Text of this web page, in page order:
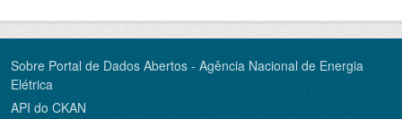
Sobre Portal de Dados Abertos - Agência Nacional de Energia
Elétrica
API do CKAN